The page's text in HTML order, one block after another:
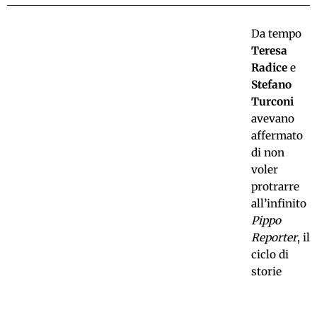
Da tempo
Teresa
Radicee
Stefano
Turconi
avevano
affermato
di non
voler
protrarre
all’infinito
Pippo
Reporter, il
ciclo di
storie